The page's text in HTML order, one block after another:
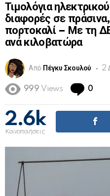
Τιμολόγια
διαφορές σε
πορτοκαλί – Με τη
ανά κιλοβατώρα
Από Πέγκυ Σκουλού 2
999 Views 0
2.6k
Κοινοποιήσεις